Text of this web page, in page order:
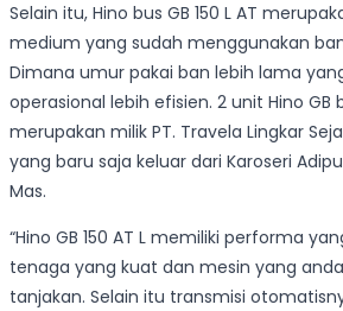
Selain itu, Hino bus GB 150 L AT
medium yang sudah menggunakan
Dimana umur pakai ban lebih lama
operasional lebih efisien. 2 unit Hino GB
merupakan milik PT. Travela Lingkar
yang baru saja keluar dari Karoseri
Mas.
“Hino GB 150 AT L memiliki performa
tenaga yang kuat dan mesin yang
tanjakan. Selain itu transmisi